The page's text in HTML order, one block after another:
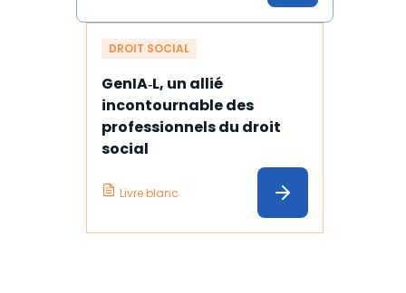
DROIT SOCIAL
GenIA‑L, un allié
incontournable des
professionnels du droit
social
Livre blanc